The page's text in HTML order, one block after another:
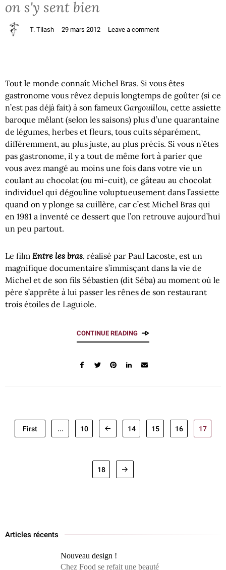
on s'y sent bien
T. Tilash 29 mars 2012 Leave a comment
Tout le monde connaît Michel Bras. Si vous êtes
gastronome vous rêvez depuis longtemps de goûter (si ce
n’est pas déjà fait) à son fameuxGargouillou, cette assiette
baroque mêlant (selon les saisons) plus d’une quarantaine
de légumes, herbes et fleurs, tous cuits séparément,
différemment, au plus juste, au plus précis. Si vous n’êtes
pas gastronome, il y a tout de même fort à parier que
vous avez mangé au moins une fois dans votre vie un
coulant au chocolat (ou mi-cuit), ce gâteau au chocolat
individuel qui dégouline voluptueusement dans l’assiette
quand on y plonge sa cuillère, car c’est Michel Bras qui
en 1981 a inventé ce dessert que l’on retrouve aujourd’hui
un peu partout.
Le film Entre les bras, réalisé par Paul Lacoste, est un
magnifique documentaire s’immisçant dans la vie de
Michel et de son fils Sébastien (dit Séba) au moment où le
père s’apprête à lui passer les rênes de son restaurant
trois étoiles de Laguiole.
CONTINUE READING
First ... 10 14 15 16 17
18
Articles récents
Nouveau design !
Chez Food se refait une beauté